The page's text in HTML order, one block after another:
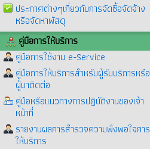
ประกาศต่างๆเกี่ยวกับการจัดซื้อจัดจ้าง
หรือจัดหาพัสดุ
คู่มือการให้บริการ
คู่มือการใช้งาน e-Service
คู่มือการให้บริการสำหรับผู้รับบริการหรือ
ผู้มาติดต่อ
คู่มือหรือแนวทางการปฏิบัติงานของเจ้า
หน้าที่
รายงานผลการสำรวจความพึงพอใจการ
ให้บริการ